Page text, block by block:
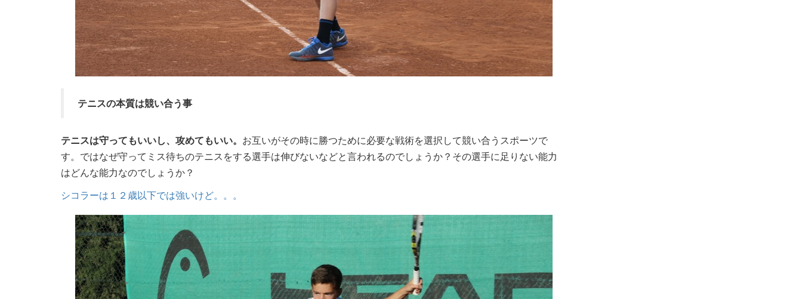
テニスの本質は競い合う事
テニスは守ってもいいし、攻めてもいい。 お互いがその時に勝つために必要な戦術を選択して競い合うスポーツで
す。ではなぜ守ってミス待ちのテニスをする選手は伸びないなどと言われるのでしょうか？その選手に足りない能力
はどんな能力なのでしょうか？
シコラーは１２歳以下では強いけど。。。